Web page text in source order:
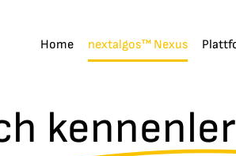
Home nextalgos™ Nexus